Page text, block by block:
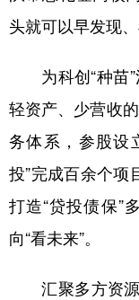
头就可以早发现
为科创“种苗”
轻资产、少营收
务体系，参股设
投”完成百余个项
打造“贷投债保”
向“看未来”。
汇聚多方资源